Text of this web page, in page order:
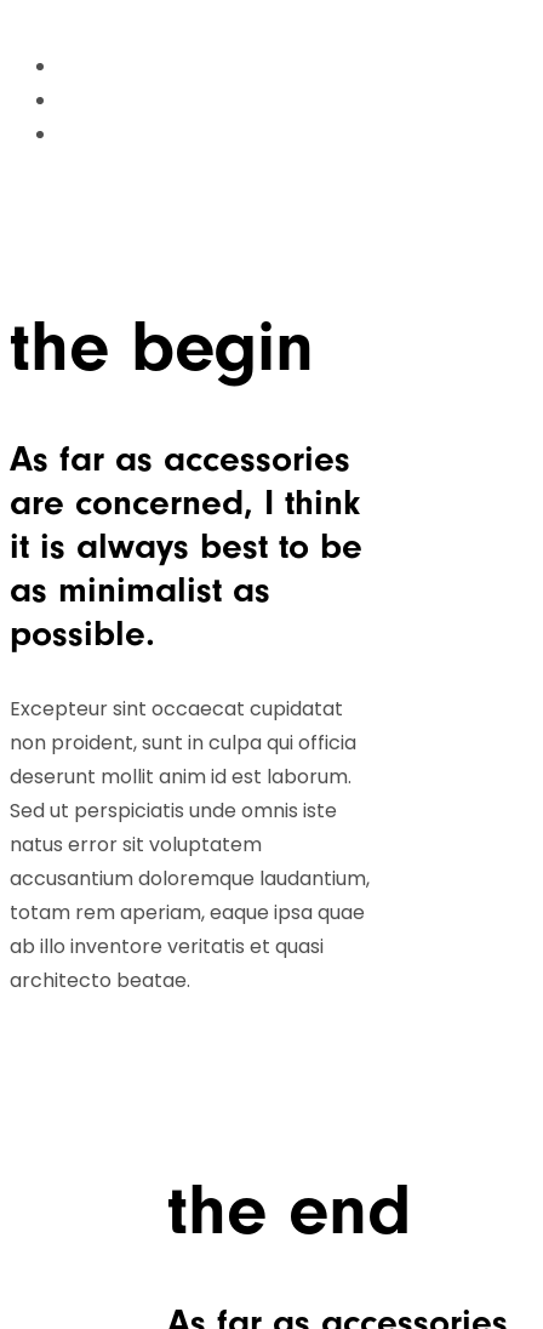
the begin
As far as accessories
are concerned, I think
it is always best to be
as minimalist as
possible.
Excepteur sint occaecat cupidatat
non proident, sunt in culpa qui officia
deserunt mollit anim id est laborum.
Sed ut perspiciatis unde omnis iste
natus error sit voluptatem
accusantium doloremque laudantium,
totam rem aperiam, eaque ipsa quae
ab illo inventore veritatis et quasi
architecto beatae.
the end